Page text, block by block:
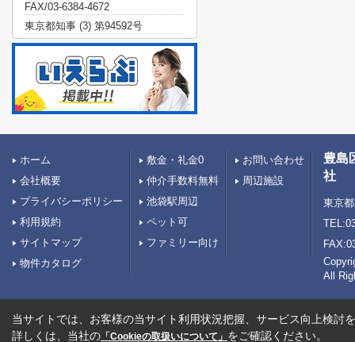
FAX/03-6384-4672
東京都知事 (3) 第94592号
ホーム
会社概要
プライバシーポリシー
利用規約
サイトマップ
物件カタログ
敷金・礼金0
仲介手数料無料
池袋駅周辺
ペット可
ファミリー向け
お問い合わせ
周辺施設
豊島
社
東京
All
当サイトでは、お客様の当サイト利用状況把握、サービス向上検討
詳しくは、当社の 「Cookieの取扱いについて」 をご確認ください。